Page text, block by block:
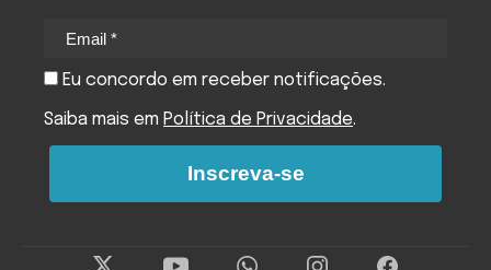
Eu concordo em receber notificações.
Saiba mais em Política de Privacidade.
Inscreva-se